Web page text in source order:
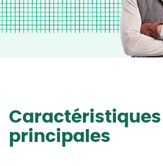
Caractéristiques
principales